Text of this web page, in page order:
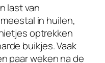
last van
in huilen,
optrekken
buikjes. Vaak
paar weken na de